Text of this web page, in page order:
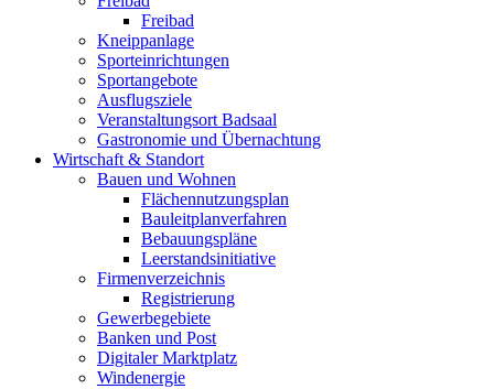
Freibad
Kneippanlage
Sporteinrichtungen
Sportangebote
Ausflugsziele
Veranstaltungsort Badsaal
Gastronomie und Übernachtung
Wirtschaft & Standort
Bauen und Wohnen
Flächennutzungsplan
Bauleitplanverfahren
Bebauungspläne
Leerstandsinitiative
Firmenverzeichnis
Registrierung
Gewerbegebiete
Banken und Post
Digitaler Marktplatz
Windenergie